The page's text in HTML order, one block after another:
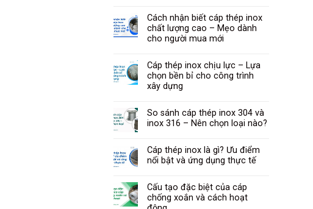
Cách nhận biết cáp thép inox
chất lượng cao – Mẹo dành
cho người mua mới
Cáp thép inox chịu lực – Lựa
chọn bền bỉ cho công trình
xây dựng
So sánh cáp thép inox 304 và
inox 316 – Nên chọn loại nào?
Cáp thép inox là gì? Ưu điểm
nổi bật và ứng dụng thực tế
Cấu tạo đặc biệt của cáp
chống xoắn và cách hoạt